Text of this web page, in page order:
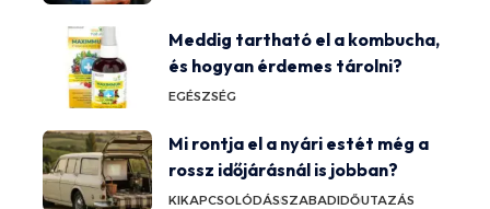
Meddig tartható el a kombucha,
és hogyan érdemes tárolni?
EGÉSZSÉG
Mi rontja el a nyári estét még a
rossz időjárásnál is jobban?
KIKAPCSOLÓDÁSSZABADIDŐUTAZÁS